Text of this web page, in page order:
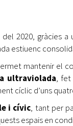
2020, gràcies
estiuenc
mantenir el
ultraviolada, fet
cíclic d’uns
i cívic, tant per
espais en